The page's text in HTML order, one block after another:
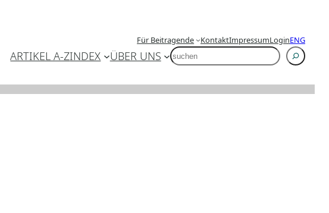
Für Beitragende KontaktImpressumLoginENG
ARTIKEL A-ZINDEX ÜBER UNS SUCHEN